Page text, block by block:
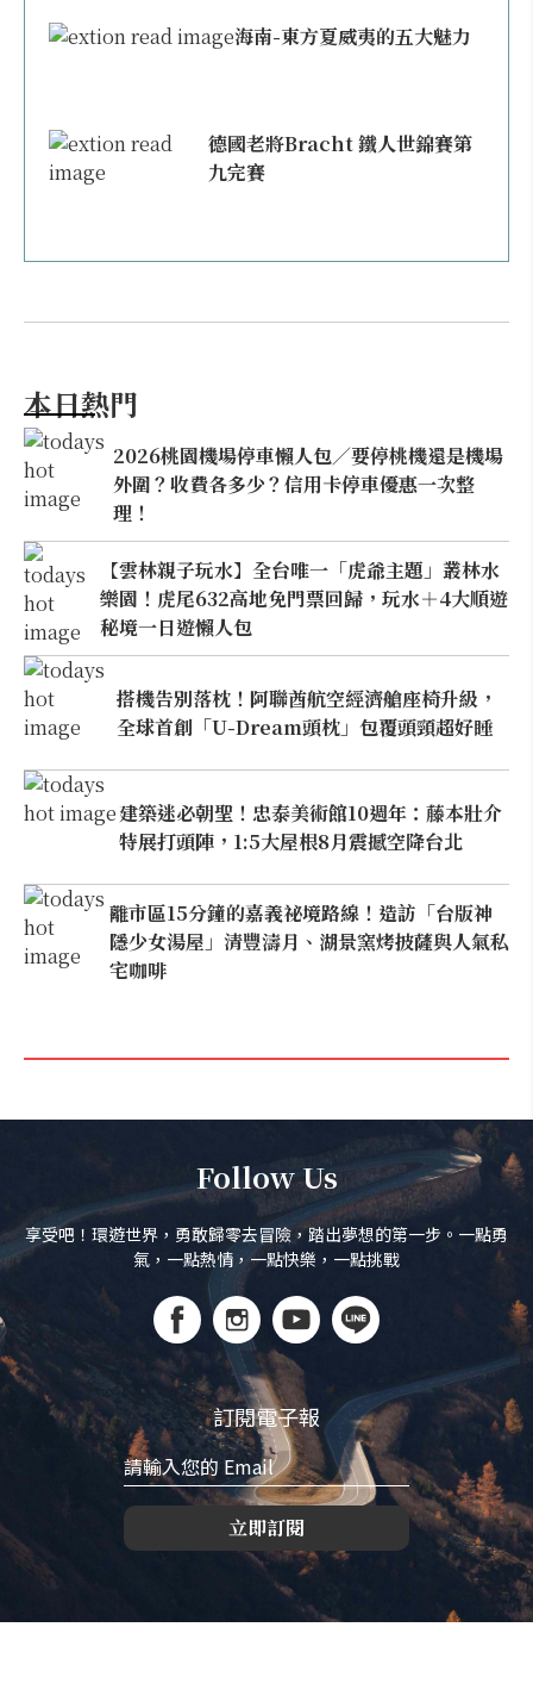
海南-東方夏威夷的五大魅力
德國老將Bracht 鐵人世錦賽第
九完賽
本日熱門
2026桃園機場停車懶人包／要停桃機還是機場
外圍？收費各多少？信用卡停車優惠一次整
理！
【雲林親子玩水】全台唯一「虎爺主題」叢林水
樂園！虎尾632高地免門票回歸，玩水＋4大順遊
秘境一日遊懶人包
搭機告別落枕！阿聯酋航空經濟艙座椅升級，
全球首創「U-Dream頭枕」包覆頭頸超好睡
建築迷必朝聖！忠泰美術館10週年：藤本壯介
特展打頭陣，1:5大屋根8月震撼空降台北
離市區15分鐘的嘉義祕境路線！造訪「台版神
隱少女湯屋」清豐濤月、湖景窯烤披薩與人氣私
宅咖啡
Follow Us
享受吧！環遊世界，勇敢歸零去冒險，踏出夢想的第一步。一點勇
氣，一點熱情，一點快樂，一點挑戰
訂閱電子報
立即訂閱